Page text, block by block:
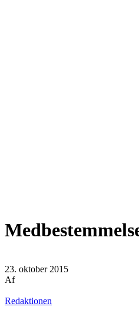
23. oktober 2015
Af
Redaktionen